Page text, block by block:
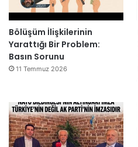
Bölüşüm İlişkilerinin
Yarattığı Bir Problem:
Basın Sorunu
11 Temmuz 2026